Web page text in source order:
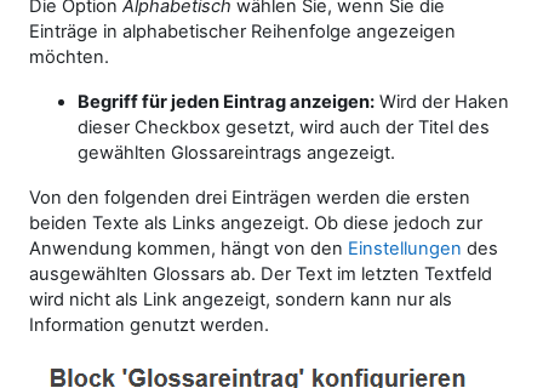
Die Option Alphabetisch wählen Sie, wenn Sie die
Einträge in alphabetischer Reihenfolge angezeigen
möchten.
Begriff für jeden Eintrag anzeigen: Wird der Haken
dieser Checkbox gesetzt, wird auch der Titel des
gewählten Glossareintrags angezeigt.
Von den folgenden drei Einträgen werden die ersten
beiden Texte als Links angezeigt. Ob diese jedoch zur
Anwendung kommen, hängt von den Einstellungen des
ausgewählten Glossars ab. Der Text im letzten Textfeld
wird nicht als Link angezeigt, sondern kann nur als
Information genutzt werden.